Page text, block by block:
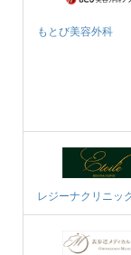
もとび美容外科
レジーナクリニッ